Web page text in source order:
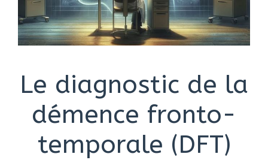
Le diagnostic de la
démence fronto-
temporale (DFT)